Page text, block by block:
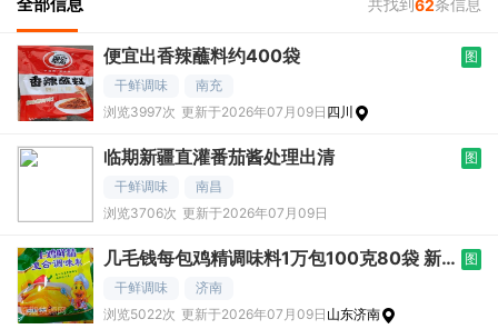
62
便宜出香辣蘸料约400袋
图
干鲜调味
南充
浏览3997次 更新于2026年07月09日 四川
临期新疆直灌番茄酱处理出清
图
干鲜调味
南昌
浏览3706次 更新于2026年07月09日
几毛钱每包鸡精调味料1万包100克80袋 新
日
图
干鲜调味
济南
浏览5022次 更新于2026年07月09日 山东济南